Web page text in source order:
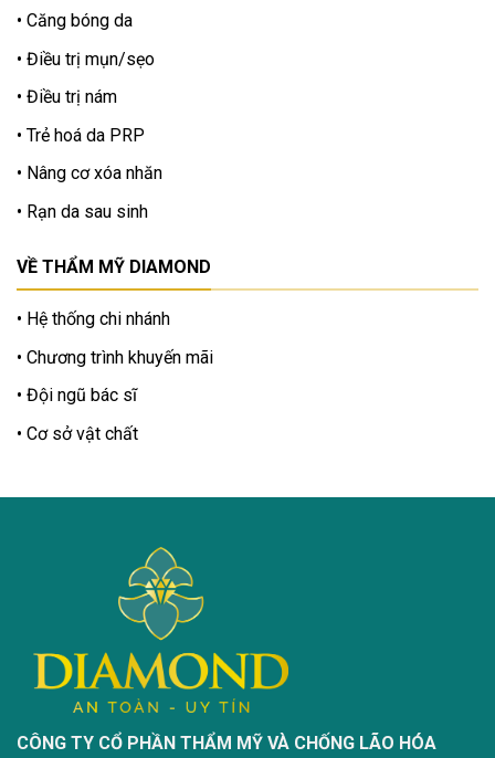
Căng bóng da
Điều trị mụn/sẹo
Điều trị nám
Trẻ hoá da PRP
Nâng cơ xóa nhăn
Rạn da sau sinh
VỀ THẨM MỸ DIAMOND
Hệ thống chi nhánh
Chương trình khuyến mãi
Đội ngũ bác sĩ
Cơ sở vật chất
CÔNG TY CỔ PHẦN THẨM MỸ VÀ CHỐNG LÃO HÓA